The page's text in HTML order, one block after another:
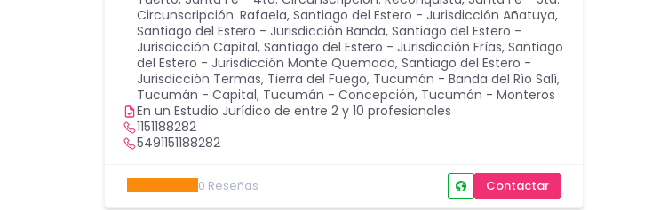
Circunscripción: Rafaela, Santiago del Estero - Jurisdicción Añatuya,
Santiago del Estero - Jurisdicción Banda, Santiago del Estero -
Jurisdicción Capital, Santiago del Estero - Jurisdicción Frías, Santiago
del Estero - Jurisdicción Monte Quemado, Santiago del Estero -
Jurisdicción Termas, Tierra del Fuego, Tucumán - Banda del Río Salí,
Tucumán - Capital, Tucumán - Concepción, Tucumán - Monteros
En un Estudio Jurídico de entre 2 y 10 profesionales
1151188282
5491151188282
0 Reseñas Contactar